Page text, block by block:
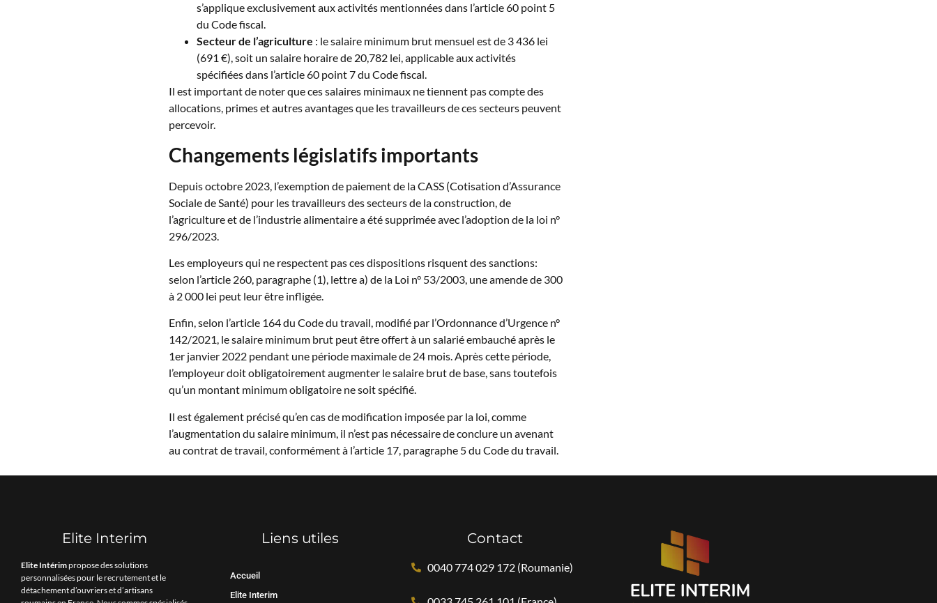
s’applique exclusivement aux activités mentionnées dans l’article 60 point 5
du Code fiscal.
Secteur de l’agriculture : le salaire minimum brut mensuel est de 3 436 lei
(691 €), soit un salaire horaire de 20,782 lei, applicable aux activités
spécifiées dans l’article 60 point 7 du Code fiscal.
Il est important de noter que ces salaires minimaux ne tiennent pas compte des
allocations, primes et autres avantages que les travailleurs de ces secteurs peuvent
percevoir.
Changements législatifs importants
Depuis octobre 2023, l’exemption de paiement de la CASS (Cotisation d’Assurance
Sociale de Santé) pour les travailleurs des secteurs de la construction, de
l’agriculture et de l’industrie alimentaire a été supprimée avec l’adoption de la loi n°
296/2023.
Les employeurs qui ne respectent pas ces dispositions risquent des sanctions:
selon l’article 260, paragraphe (1), lettre a) de la Loi n° 53/2003, une amende de 300
à 2 000 lei peut leur être infligée.
Enfin, selon l’article 164 du Code du travail, modifié par l’Ordonnance d’Urgence n°
142/2021, le salaire minimum brut peut être offert à un salarié embauché après le
1er janvier 2022 pendant une période maximale de 24 mois. Après cette période,
l’employeur doit obligatoirement augmenter le salaire brut de base, sans toutefois
qu’un montant minimum obligatoire ne soit spécifié.
Il est également précisé qu’en cas de modification imposée par la loi, comme
l’augmentation du salaire minimum, il n’est pas nécessaire de conclure un avenant
au contrat de travail, conformément à l’article 17, paragraphe 5 du Code du travail.
Elite Interim
Elite Intérimpropose des solutions
personnalisées pour le recrutement et le
détachement d’ouvriers et d’artisans
Liens utiles
Accueil
Elite Interim
Contact
0040 774 029 172 (Roumanie)